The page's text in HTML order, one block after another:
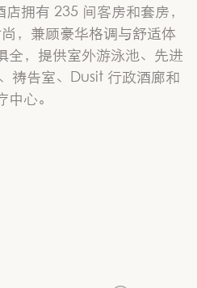
拥有 235 间客房和套房，
，兼顾豪华格调与舒适体
全，提供室外游泳池、先进
祷告室、Dusit 行政酒廊和
中心。